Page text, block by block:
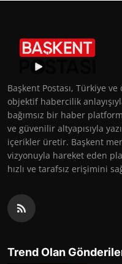
Başkent Postası, Türkiye
objektif habercilik
bağımsız bir haber
ve güvenilir altyapısıyla
içerikler üretir. Başkent
vizyonuyla hareket eden
hızlı ve tarafsız erişimini
Trend Olan